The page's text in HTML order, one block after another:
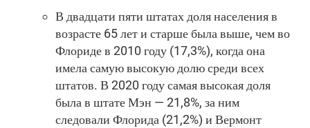
В двадцати пяти штатах доля населения в
возрасте 65 лет и старше была выше, чем во
Флориде в 2010 году (17,3%), когда она
имела самую высокую долю среди всех
штатов. В 2020 году самая высокая доля
была в штате Мэн — 21,8%, за ним
следовали Флорида (21,2%) и Вермонт